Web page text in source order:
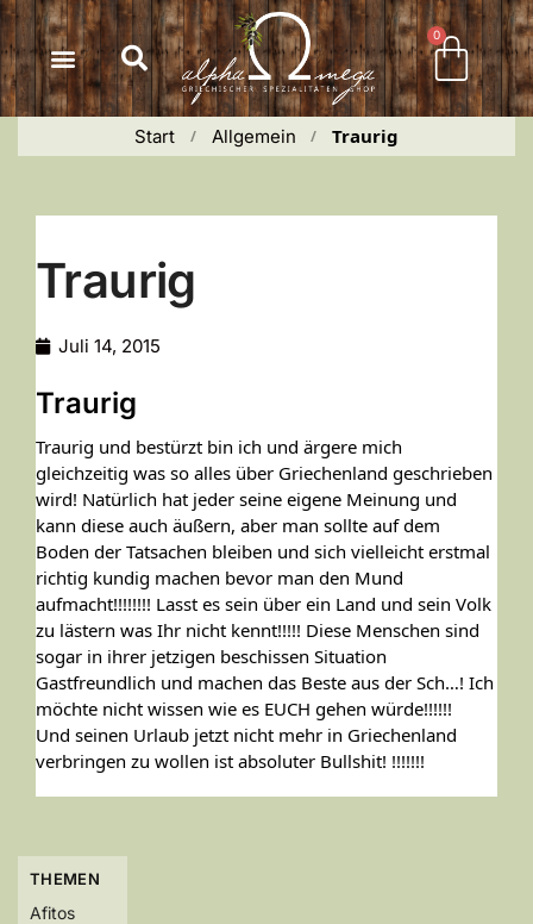
springen
0
Start / Allgemein / Traurig
Traurig
Juli 14, 2015
Traurig
Traurig und bestürzt bin ich und ärgere mich
gleichzeitig was so alles über Griechenland geschrieben
wird! Natürlich hat jeder seine eigene Meinung und
kann diese auch äußern, aber man sollte auf dem
Boden der Tatsachen bleiben und sich vielleicht erstmal
richtig kundig machen bevor man den Mund
aufmacht!!!!!!!! Lasst es sein über ein Land und sein Volk
zu lästern was Ihr nicht kennt!!!!! Diese Menschen sind
sogar in ihrer jetzigen beschissen Situation
Gastfreundlich und machen das Beste aus der Sch…! Ich
möchte nicht wissen wie es EUCH gehen würde!!!!!!
Und seinen Urlaub jetzt nicht mehr in Griechenland
verbringen zu wollen ist absoluter Bullshit! !!!!!!!
THEMEN
Afitos